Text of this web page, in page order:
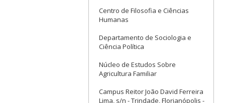
Centro de Filosofia e Ciências
Humanas
Departamento de Sociologia e
Ciência Política
Núcleo de Estudos Sobre
Agricultura Familiar
Campus Reitor João David Ferreira
Lima, s/n - Trindade, Florianópolis -